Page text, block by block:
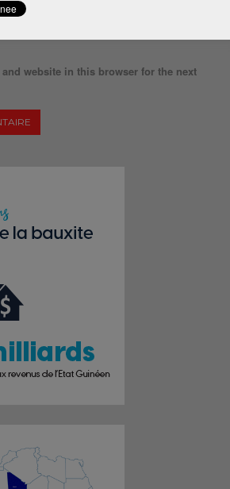
website in this browser for the next